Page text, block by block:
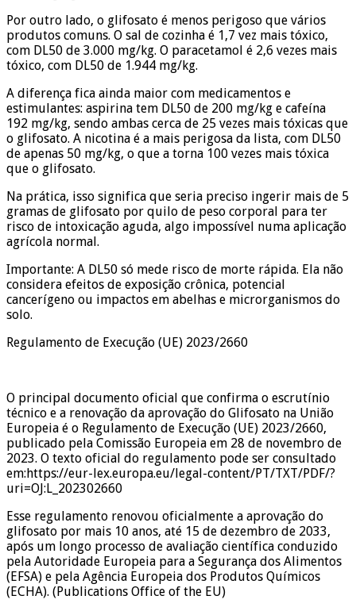
Por outro lado, o glifosato é menos perigoso que vários
produtos comuns. O sal de cozinha é 1,7 vez mais tóxico,
com DL50 de 3.000 mg/kg. O paracetamol é 2,6 vezes mais
tóxico, com DL50 de 1.944 mg/kg.
A diferença fica ainda maior com medicamentos e
estimulantes: aspirina tem DL50 de 200 mg/kg e cafeína
192 mg/kg, sendo ambas cerca de 25 vezes mais tóxicas que
o glifosato. A nicotina é a mais perigosa da lista, com DL50
de apenas 50 mg/kg, o que a torna 100 vezes mais tóxica
que o glifosato.
Na prática, isso significa que seria preciso ingerir mais de 5
gramas de glifosato por quilo de peso corporal para ter
risco de intoxicação aguda, algo impossível numa aplicação
agrícola normal.
Importante: A DL50 só mede risco de morte rápida. Ela não
considera efeitos de exposição crônica, potencial
cancerígeno ou impactos em abelhas e microrganismos do
solo.
Regulamento de Execução (UE) 2023/2660
O principal documento oficial que confirma o escrutínio
técnico e a renovação da aprovação do Glifosato na União
Europeia é o Regulamento de Execução (UE) 2023/2660,
publicado pela Comissão Europeia em 28 de novembro de
2023. O texto oficial do regulamento pode ser consultado
em:https://eur-lex.europa.eu/legal-content/PT/TXT/PDF/?
uri=OJ:L_202302660
Esse regulamento renovou oficialmente a aprovação do
glifosato por mais 10 anos, até 15 de dezembro de 2033,
após um longo processo de avaliação científica conduzido
pela Autoridade Europeia para a Segurança dos Alimentos
(EFSA) e pela Agência Europeia dos Produtos Químicos
(ECHA). (Publications Office of the EU)